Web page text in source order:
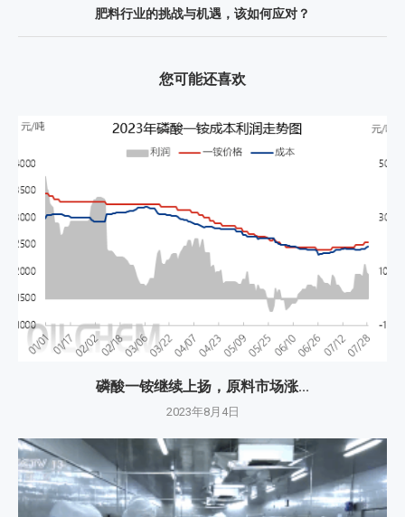
肥料行业的挑战与机遇，该如何应对？
您可能还喜欢
磷酸一铵继续上扬，原料市场涨...
2023年8月4日